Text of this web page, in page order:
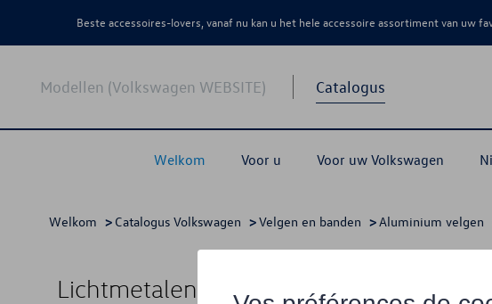
Beste accessoires-lovers, vanaf nu kan u het hele accessoire assortiment van uw
Modellen (Volkswagen WEBSITE) Catalogus
Welkom Voor u Voor uw Volkswagen
Welkom > Catalogus Volkswagen >Velgen en banden >Aluminium velgen
Lichtmetalen wiel, 7J x 18 ET43,